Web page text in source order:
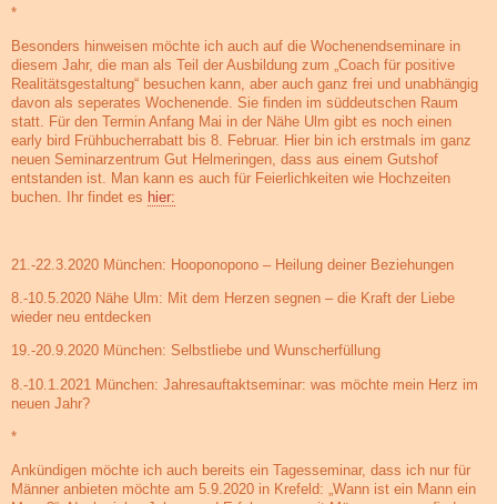
*
Besonders hinweisen möchte ich auch auf die Wochenendseminare in
diesem Jahr, die man als Teil der Ausbildung zum „Coach für positive
Realitätsgestaltung“ besuchen kann, aber auch ganz frei und unabhängig
davon als seperates Wochenende. Sie finden im süddeutschen Raum
statt. Für den Termin Anfang Mai in der Nähe Ulm gibt es noch einen
early bird Frühbucherrabatt bis 8. Februar. Hier bin ich erstmals im ganz
neuen Seminarzentrum Gut Helmeringen, dass aus einem Gutshof
entstanden ist. Man kann es auch für Feierlichkeiten wie Hochzeiten
buchen. Ihr findet es hier:
21.-22.3.2020 München: Hooponopono – Heilung deiner Beziehungen
8.-10.5.2020 Nähe Ulm: Mit dem Herzen segnen – die Kraft der Liebe
wieder neu entdecken
19.-20.9.2020 München: Selbstliebe und Wunscherfüllung
8.-10.1.2021 München: Jahresauftaktseminar: was möchte mein Herz im
neuen Jahr?
*
Ankündigen möchte ich auch bereits ein Tagesseminar, dass ich nur für
Männer anbieten möchte am 5.9.2020 in Krefeld: „Wann ist ein Mann ein